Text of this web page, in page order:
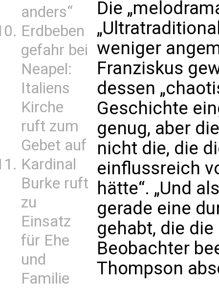
anders“
Erdbeben
gefahr bei
Neapel:
Italiens
Kirche
ruft zum
Gebet auf
Kardinal
Burke ruft
zu
Einsatz
für Ehe
und
Familie
Die
weniger
Franziskus
dessen
Geschichte
genug, aber
nicht die, die
einflussreich
hätte“. „Und
gerade eine
gehabt, die
Beobachter
Thompson